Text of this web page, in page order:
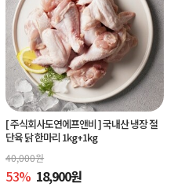
[ 주식회사도연에프앤비 ]국내산 냉장 절
단육 닭 한마리 1kg+1kg
40,000원
53% 18,900원